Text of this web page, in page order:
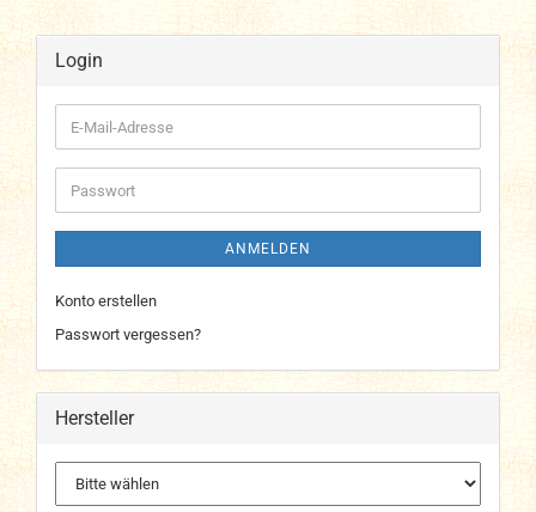
Login
E-
Mail-
Adresse
Passwort
ANMELDEN
Konto erstellen
Passwort vergessen?
Hersteller